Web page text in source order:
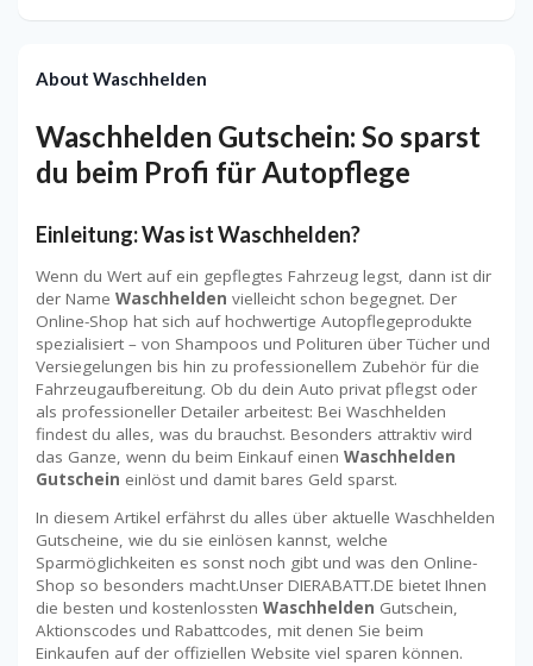
About Waschhelden
Waschhelden Gutschein: So sparst
du beim Profi für Autopflege
Einleitung: Was ist Waschhelden?
Wenn du Wert auf ein gepflegtes Fahrzeug legst, dann ist dir
der Name Waschhelden vielleicht schon begegnet. Der
Online-Shop hat sich auf hochwertige Autopflegeprodukte
spezialisiert – von Shampoos und Polituren über Tücher und
Versiegelungen bis hin zu professionellem Zubehör für die
Fahrzeugaufbereitung. Ob du dein Auto privat pflegst oder
als professioneller Detailer arbeitest: Bei Waschhelden
findest du alles, was du brauchst. Besonders attraktiv wird
das Ganze, wenn du beim Einkauf einen Waschhelden
Gutschein einlöst und damit bares Geld sparst.
In diesem Artikel erfährst du alles über aktuelle Waschhelden
Gutscheine, wie du sie einlösen kannst, welche
Sparmöglichkeiten es sonst noch gibt und was den Online-
Shop so besonders macht.Unser DIERABATT.DE bietet Ihnen
die besten und kostenlossten Waschhelden Gutschein,
Aktionscodes und Rabattcodes, mit denen Sie beim
Einkaufen auf der offiziellen Website viel sparen können.